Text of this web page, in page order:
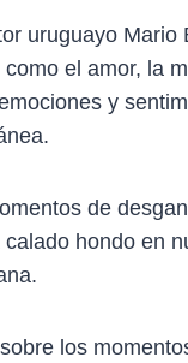
uruguayo Mario
el amor, la
y
de
hondo en
los